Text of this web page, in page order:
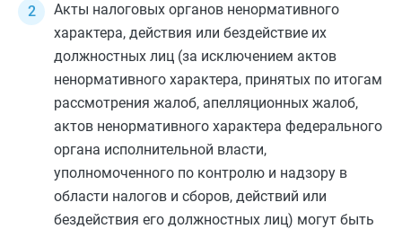
Акты налоговых органов ненормативного
характера, действия или бездействие их
должностных лиц (за исключением актов
ненормативного характера, принятых по итогам
рассмотрения жалоб, апелляционных жалоб,
актов ненормативного характера федерального
органа исполнительной власти,
уполномоченного по контролю и надзору в
области налогов и сборов, действий или
бездействия его должностных лиц) могут быть